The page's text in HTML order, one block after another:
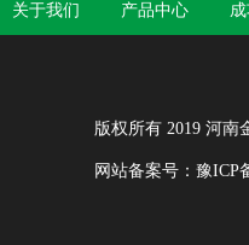
关于我们 产品中心
版权所有 2019 河南
网站备案号： 豫ICP